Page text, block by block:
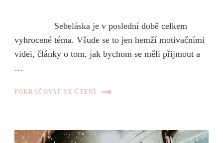
Sebeláska je v poslední době celkem
vyhrocené téma. Všude se to jen hemží motivačními
videi, články o tom, jak bychom se měli přijmout a
…
POKRAČOVAT VE ČTENÍ